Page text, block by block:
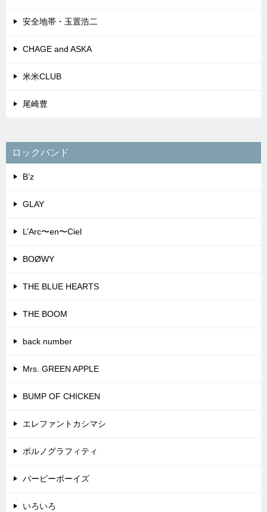
安全地帯・玉置浩二
CHAGE and ASKA
米米CLUB
尾崎豊
ロックバンド
B’z
GLAY
L’Arc〜en〜Ciel
BOØWY
THE BLUE HEARTS
THE BOOM
back number
Mrs. GREEN APPLE
BUMP OF CHICKEN
エレファントカシマシ
ポルノグラフィティ
バービーボーイズ
いろいろ